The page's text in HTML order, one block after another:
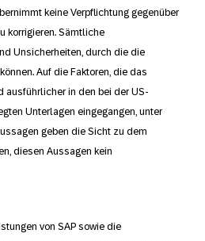
keine Verpflichtung gegenüber
korrigieren. Sämtliche
Unsicherheiten, durch die die
Auf die Faktoren, die das
ausführlicher in den bei der US-
Unterlagen eingegangen, unter
geben die Sicht zu dem
diesen Aussagen kein
von SAP sowie die